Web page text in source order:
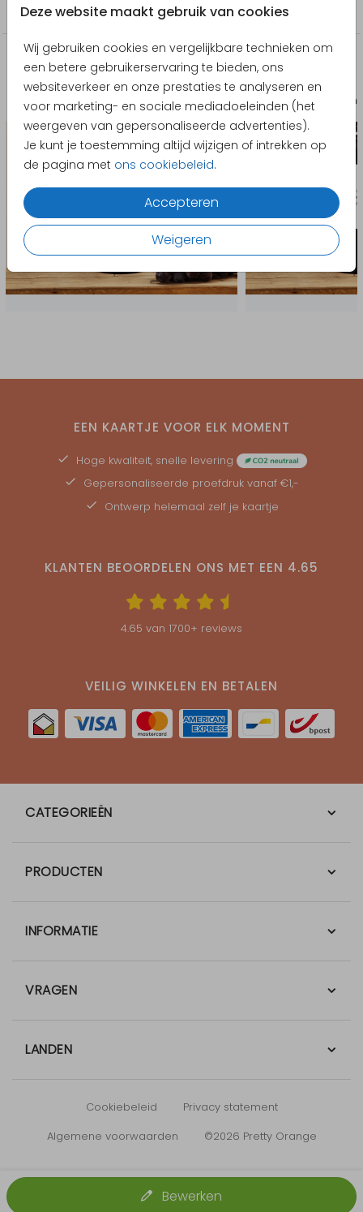
Deze website maakt gebruik van cookies
Wij gebruiken cookies en vergelijkbare technieken om
een betere gebruikerservaring te bieden, ons
websiteverkeer en onze prestaties te analyseren en
voor marketing- en sociale mediadoeleinden (het
weergeven van gepersonaliseerde advertenties).
Je kunt je toestemming altijd wijzigen of intrekken op
de pagina met ons cookiebeleid.
Accepteren
Weigeren
Babyborrel uitnodigingen
Producten die hierop lijken
Wijnetiket
Bewerken
EEN KAARTJE VOOR ELK MOMENT
Hoge kwaliteit, snelle levering
Gepersonaliseerde proefdruk vanaf €1,-
Ontwerp helemaal zelf je kaartje
KLANTEN BEOORDELEN ONS MET EEN 4.65
4.65 van 1700+ reviews
VEILIG WINKELEN EN BETALEN
CATEGORIEËN
PRODUCTEN
INFORMATIE
VRAGEN
LANDEN
Cookiebeleid
Privacy statement
Algemene voorwaarden
©2026 Pretty Orange